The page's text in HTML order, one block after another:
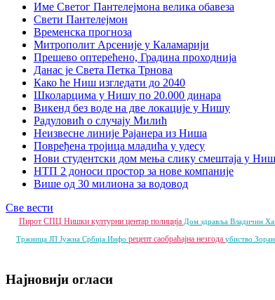
Име Светог Пантелејмона велика обавеза
Свети Пантелејмон
Временска прогноза
Митрополит Арсеније у Каламарији
Прешево оптерећено, Градина проходнија
Данас је Света Петка Трнова
Како ће Ниш изгледати до 2040
Школарцима у Нишу по 20.000 динара
Викенд без воде на две локације у Нишу
Радуловић о случају Милић
Неизвесне линије Рајанера из Ниша
Повређена тројица младића у удесу
Нови студентски дом мења слику смештаја у
НТП 2 доноси простор за нове компаније
Више од 30 милиона за водовод
Све вести
Пирот СПЦ Нишки културни центар полиција Дом здравља Владичин
Тржница ЈП Јужна Србија Инфо рецепт саобраћајна незгода убиство
Најновији огласи